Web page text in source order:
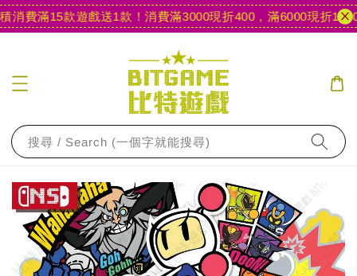
費滿15款遊戲送1款！ 消費滿3000現折400，滿6000現折1000
搜尋 / Search (一個字就能搜尋)